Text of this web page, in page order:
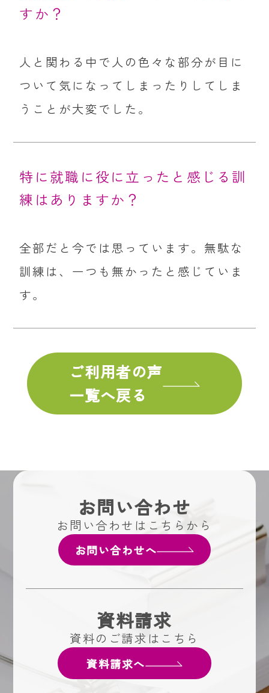
すか？
人と関わる中で人の色々な部分が目に
ついて気になってしまったりしてしま
うことが大変でした。
特に就職に役に立ったと感じる訓
練はありますか？
全部だと今では思っています。無駄な
訓練は、一つも無かったと感じていま
す。
ご利用者の声
一覧へ戻る
お問い合わせ
お問い合わせはこちらから
お問い合わせへ
資料請求
資料のご請求はこちら
資料請求へ